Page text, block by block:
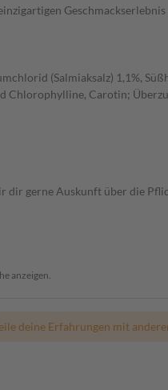
(Salmiaksalz) 1,1%,
Chlorophylline, Carotin;
gerne Auskunft über die
anzeigen.
deine Erfahrungen mit